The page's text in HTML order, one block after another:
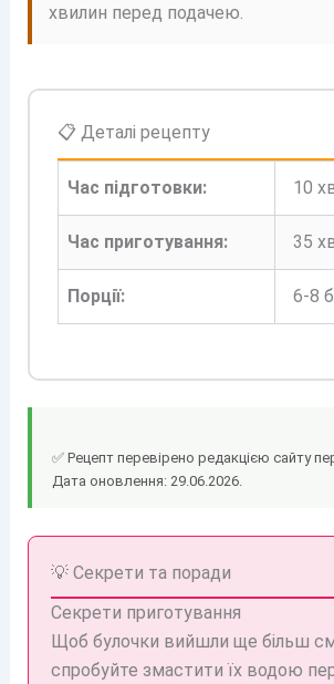
хвилин перед подачею.
📋 Деталі рецепту
Час підготовки: 10
Час приготування: 35
Порції: 6-8
✅ Рецепт перевірено редакцією сайту
Дата оновлення: 29.06.2026.
💡 Секрети та поради
Секрети приготування
Щоб булочки вийшли ще більш
спробуйте змастити їх водою